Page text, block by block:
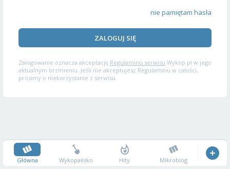
nie pamiętam hasła
ZALOGUJ SIĘ
Zalogowanie oznacza akceptację Regulaminu serwisu Wykop.pl w jego
aktualnym brzmieniu. Jeśli nie akceptujesz Regulaminu w całości,
prosimy o niekorzystanie z serwisu.
Główna Wykopalisko Hity Mikroblog